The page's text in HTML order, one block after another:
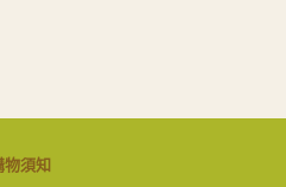
物須知